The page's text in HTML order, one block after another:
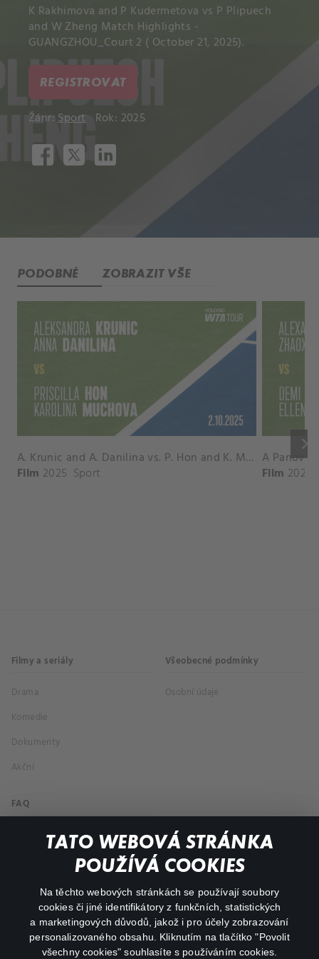
TATO WEBOVÁ STRÁNKA
POUŽÍVÁ COOKIES
Na těchto webových stránkách se používají soubory
cookies či jiné identifikátory z funkčních, statistických
a marketingových důvodů, jakož i pro účely zobrazování
personalizovaného obsahu. Kliknutím na tlačítko "Povolit
všechny cookies" souhlasíte s používáním cookies.
K Rakhimova and P Kudermetova vs P Plipuech
and W Zheng Match Highlights -
GUANGZHOU_Court 2 ( October 21, 2025).
REGISTROVAT
Žánr:Sport Rok: 2025
PODOBNÉ ZOBRAZIT VŠE
keyboard_arrow_right
A. Krunic and A. Danilina vs. P. Hon and K. Muchova Match Highlights - BEIJING_Capital Group Diamond ( October 02, 2025)
Film 2025 Sport Film 2026
Filmy a seriály
Drama
Komedie
Dokumenty
Akční
Všeobecné podmínky
Osobní údaje
FAQ
Můj účet
Důležité odkazy
facebookinstagram
youtube